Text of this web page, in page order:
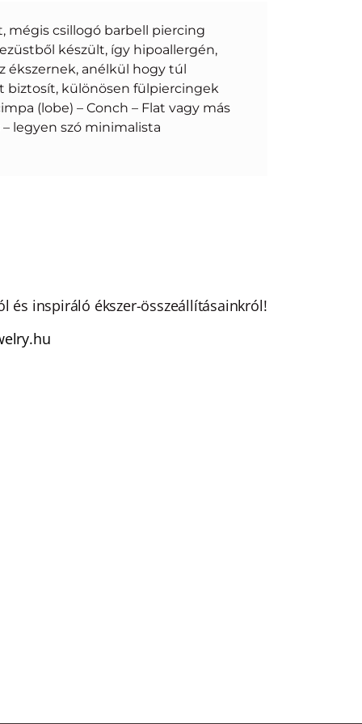
mégis csillogó barbell piercing
készült, így hipoallergén,
ékszernek, anélkül hogy túl
biztosít, különösen fülpiercingek
(lobe) – Conch – Flat vagy más
legyen szó minimalista
és inspiráló ékszer-összeállításainkról!